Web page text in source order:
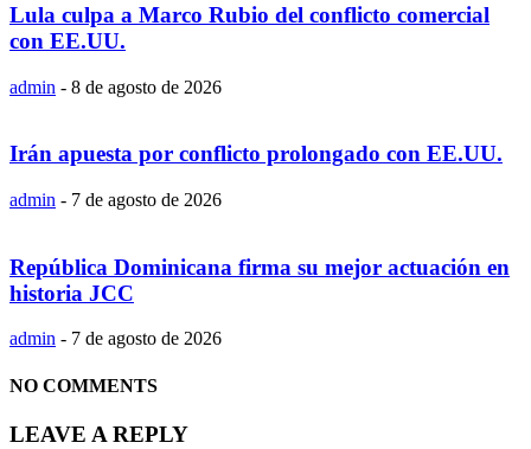
Lula culpa a Marco Rubio del conflicto comercial
con EE.UU.
admin - 8 de agosto de 2026
Irán apuesta por conflicto prolongado con EE.UU.
admin - 7 de agosto de 2026
República Dominicana firma su mejor actuación en
historia JCC
admin - 7 de agosto de 2026
NO COMMENTS
LEAVE A REPLY